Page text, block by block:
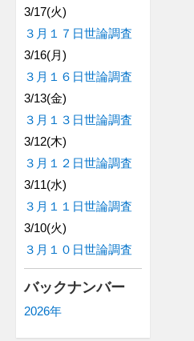
3/17(火)
３月１７日世論調査
3/16(月)
３月１６日世論調査
3/13(金)
３月１３日世論調査
3/12(木)
３月１２日世論調査
3/11(水)
３月１１日世論調査
3/10(火)
３月１０日世論調査
バックナンバー
2026年